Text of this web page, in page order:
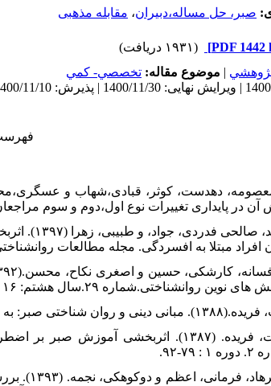
صبر، حل مساله،دبیران، مقابله مذهبی
(۱۹۳۱ دریافت)
| موضوع مقاله: تخصصي- كمي
در پایداری تغییرات نوع اول،دوم و سوم مراجعان. مجله
۳. برمال،
مبتلا به افسردگی. مجله مطالعات روانشناختی، ۱۴(۲)، ۱۰۷-
روانشناختی.شماره ۲۹.سال هشتم: ۱۱۶-۱۳۶.
۶. حسین ثابت، فریده. (۱۳۸۷). اثربخشی
۹۲.
۷.